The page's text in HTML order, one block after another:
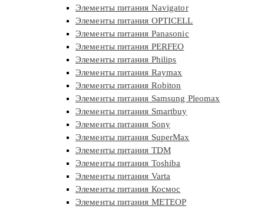
Элементы питания Navigator
Элементы питания OPTICELL
Элементы питания Panasonic
Элементы питания PERFEO
Элементы питания Philips
Элементы питания Raymax
Элементы питания Robiton
Элементы питания Samsung Pleomax
Элементы питания Smartbuy
Элементы питания Sony
Элементы питания SuperMax
Элементы питания TDM
Элементы питания Toshiba
Элементы питания Varta
Элементы питания Космос
Элементы питания МЕТЕОР